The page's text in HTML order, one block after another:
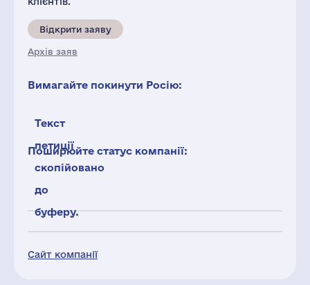
Сайт компанії
Відкрити заяву
Архів заяв
Вимагайте покинути Росію:
Текст
петиції
скопійовано
до
буферу.
Поширюйте статус компанії: